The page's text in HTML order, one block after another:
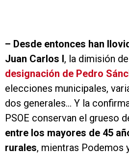
– Desde entonces han
Juan Carlos I, la dimisión
designación de Pedro
elecciones municipales,
dos generales… Y la
PSOE conservan el grueso
entre los mayores de 45
rurales, mientras Podemos